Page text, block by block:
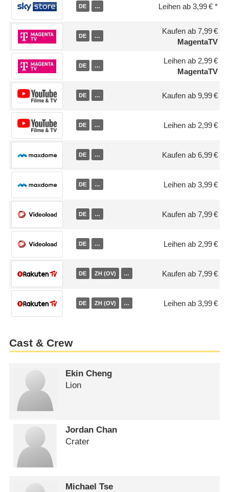
DE … Leihen ab 3,99 €
DE …
Kaufen ab 7,99 €
MagentaTV
DE …
Leihen ab 2,99 €
MagentaTV
DE … Kaufen ab 9,99 €
DE … Leihen ab 2,99 €
DE … Kaufen ab 6,99 €
DE … Leihen ab 3,99 €
DE … Kaufen ab 7,99 €
DE … Leihen ab 2,99 €
DE ZH (OV) … Kaufen ab 7,99 €
DE ZH (OV) … Leihen ab 3,99 €
Cast & Crew
Ekin Cheng
Lion
Jordan Chan
Crater
Michael Tse